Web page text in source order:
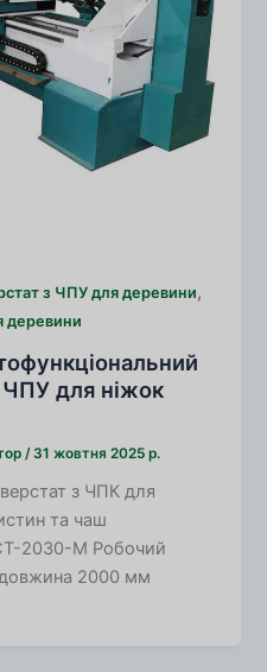
з ЧПУ для деревини,
деревини
ЧПУ для ніжок
/ 31 жовтня 2025 р.
з ЧПК для
та чаш
2030-M Робочий
2000 мм